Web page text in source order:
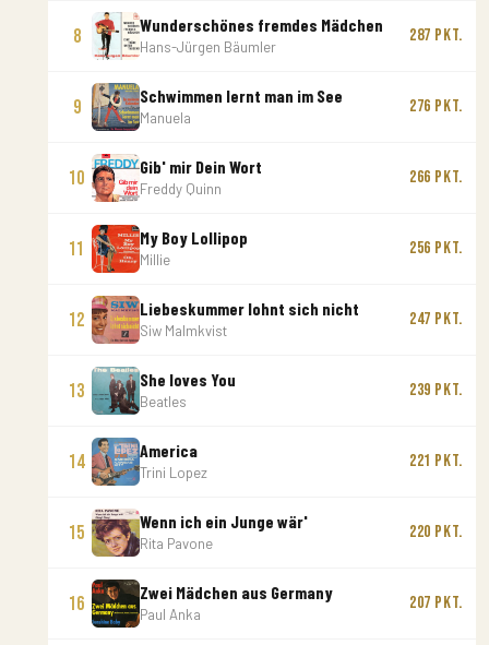
8
Wunderschönes fremdes Mädchen
Hans-Jürgen Bäumler
287 Pkt.
9
Schwimmen lernt man im See
Manuela
276 Pkt.
10
Gib' mir Dein Wort
Freddy Quinn
266 Pkt.
11
My Boy Lollipop
Millie
256 Pkt.
12
Liebeskummer lohnt sich nicht
Siw Malmkvist
247 Pkt.
13
She loves You
Beatles
239 Pkt.
14
America
Trini Lopez
221 Pkt.
15
Wenn ich ein Junge wär'
Rita Pavone
220 Pkt.
16
Zwei Mädchen aus Germany
Paul Anka
207 Pkt.